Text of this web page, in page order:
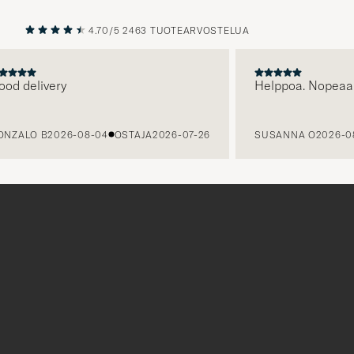
EDELLINEN
4.70/5 2463 TUOTEARVOSTELUA
B 2026-08-04 OSTAJA2026-07-26
Helppoa. Nopeaa.
SUSANNA O2026-08-03